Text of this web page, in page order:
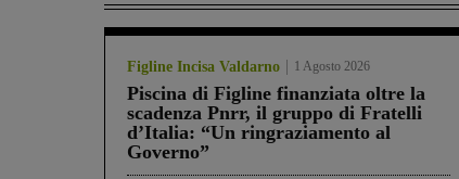
Figline Incisa Valdarno 1 Agosto 2026
Piscina di Figline finanziata oltre la
scadenza Pnrr, il gruppo di Fratelli
d’Italia: “Un ringraziamento al
Governo”